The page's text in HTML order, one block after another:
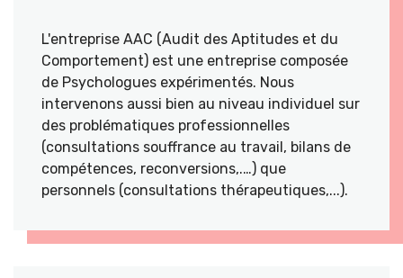
L'entreprise AAC (Audit des Aptitudes et du
Comportement) est une entreprise composée
de Psychologues expérimentés. Nous
intervenons aussi bien au niveau individuel sur
des problématiques professionnelles
(consultations souffrance au travail, bilans de
compétences, reconversions,.…) que
personnels (consultations thérapeutiques,...).